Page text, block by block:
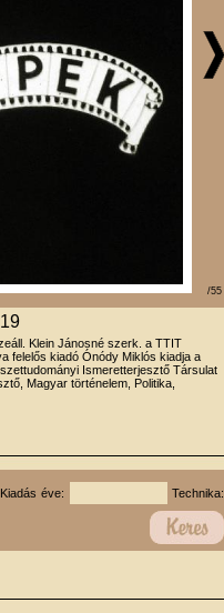
/55
Klein Jánosné szerk. a TTIT
felelős kiadó Ónódy Miklós kiadja a
Ismeretterjesztő Társulat
Magyar történelem, Politika,
éve: Technika: